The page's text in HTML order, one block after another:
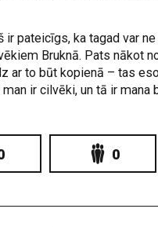
ir pateicīgs, ka tagad var
Bruknā. Pats nākot
ar to būt kopienā – tas
man ir cilvēki, un tā ir mana
0